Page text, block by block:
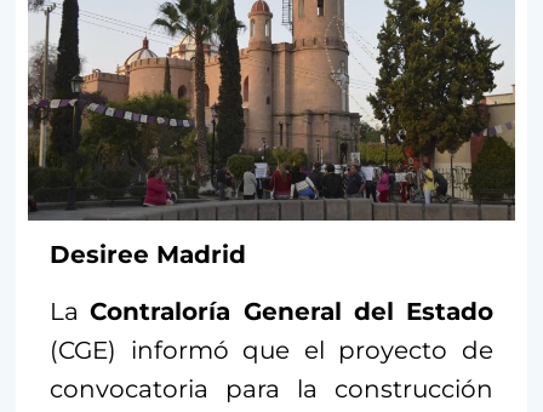
Desiree Madrid
LaContraloría General del Estado
(CGE) informó que el proyecto de
convocatoria para la construcción